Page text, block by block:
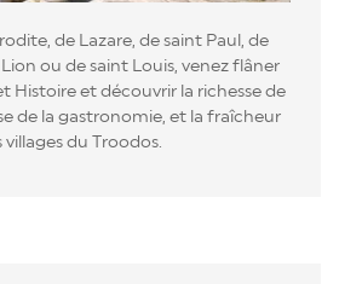
de Lazare, de saint Paul, de
ou de saint Louis, venez flâner
Histoire et découvrir la richesse de
de la gastronomie, et la fraîcheur
villages du Troodos.